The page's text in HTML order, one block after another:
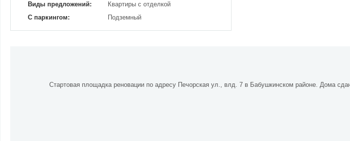
Виды предложений:
Квартиры с отделкой
С паркингом:
Подземный
Стартовая площадка реновации по адресу Печорская ул., влд. 7 в Бабушкинском районе. Дома